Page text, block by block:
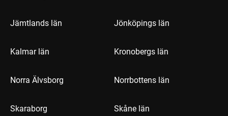
Jämtlands län Jönköpings län
Kalmar län Kronobergs län
Norra Älvsborg Norrbottens län
Skaraborg Skåne län